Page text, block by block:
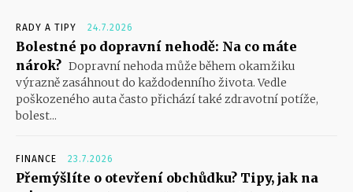
RADY A TIPY 24.7.2026
Bolestné po dopravní nehodě: Na co máte
nárok? Dopravní nehoda může během okamžiku
výrazně zasáhnout do každodenního života. Vedle
poškozeného auta často přichází také zdravotní potíže,
bolest...
FINANCE 23.7.2026
Přemýšlíte o otevření obchůdku? Tipy, jak na